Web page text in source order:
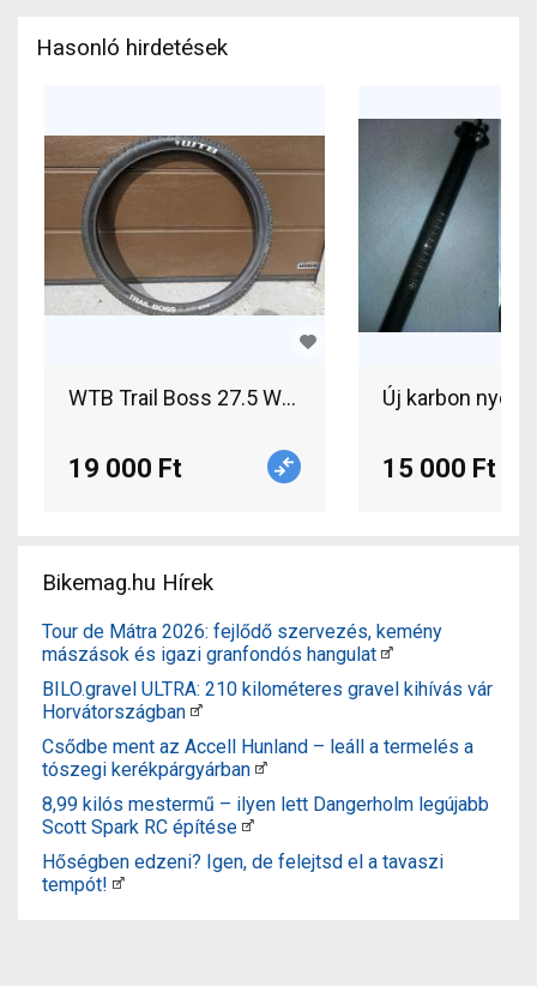
Hasonló hirdetések
WTB Trail Boss 27.5 WTB Trail Boss 27.5 2db
19 000 Ft
Új karbon
15 000 Ft
Bikemag.hu Hírek
Tour de Mátra 2026: fejlődő szervezés, kemény
mászások és igazi granfondós hangulat
BILO.gravel ULTRA: 210 kilométeres gravel kihívás vár
Horvátországban
Csődbe ment az Accell Hunland – leáll a termelés a
tószegi kerékpárgyárban
8,99 kilós mestermű – ilyen lett Dangerholm legújabb
Scott Spark RC építése
Hőségben edzeni? Igen, de felejtsd el a tavaszi
tempót!